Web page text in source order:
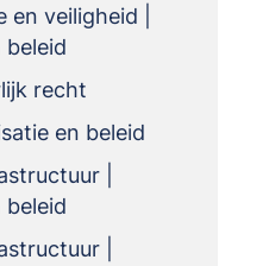
en veiligheid |
beleid
recht
en beleid
|
beleid
|